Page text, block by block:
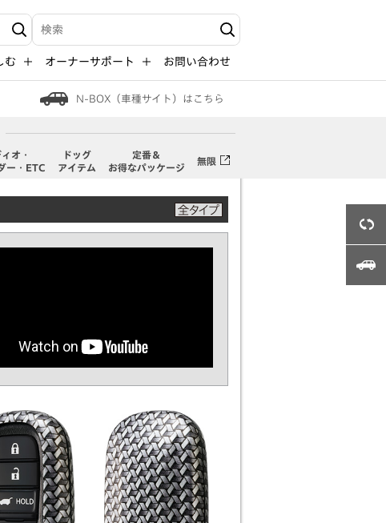
検索キーワード入力
む オーナーサポート お問い合わせ
N-BOX（車種サイト）はこちら
オ・
ー・ETC
ドッグ
アイテム
定番＆
お得なパッケージ
無限
3Dビュー